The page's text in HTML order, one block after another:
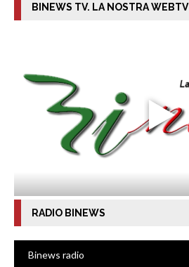
BINEWS TV. LA NOSTRA WEBTV
RADIO BINEWS